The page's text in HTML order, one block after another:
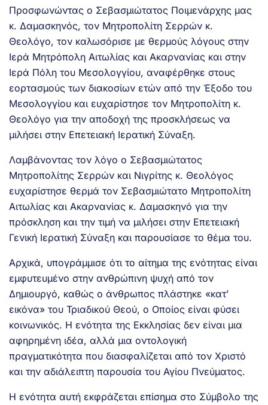
Προσφωνώντας ο Σεβασμιώτατος Ποιμενάρχης μας
κ. Δαμασκηνός, τον Μητροπολίτη Σερρών κ.
Θεολόγο, τον καλωσόρισε με θερμούς λόγους στην
Ιερά Μητρόπολη Αιτωλίας και Ακαρνανίας και στην
Ιερά Πόλη του Μεσολογγίου, αναφέρθηκε στους
εορτασμούς των διακοσίων ετών από την Έξοδο του
Μεσολογγίου και ευχαρίστησε τον Μητροπολίτη κ.
Θεολόγο για την αποδοχή της προσκλήσεως να
μιλήσει στην Επετειακή Ιερατική Σύναξη.
Λαμβάνοντας τον λόγο ο Σεβασμιώτατος
Μητροπολίτης Σερρών και Νιγρίτης κ. Θεολόγος
ευχαρίστησε θερμά τον Σεβασμιώτατο Μητροπολίτη
Αιτωλίας και Ακαρνανίας κ. Δαμασκηνό για την
πρόσκληση και την τιμή να μιλήσει στην Επετειακή
Γενική Ιερατική Σύναξη και παρουσίασε το θέμα του.
Αρχικά, υπογράμμισε ότι το αίτημα της ενότητας είναι
εμφυτευμένο στην ανθρώπινη ψυχή από τον
Δημιουργό, καθώς ο άνθρωπος πλάστηκε «κατ’
εικόνα» του Τριαδικού Θεού, ο Οποίος είναι φύσει
κοινωνικός. Η ενότητα της Εκκλησίας δεν είναι μια
αφηρημένη ιδέα, αλλά μια οντολογική
πραγματικότητα που διασφαλίζεται από τον Χριστό
και την αδιάλειπτη παρουσία του Αγίου Πνεύματος.
Η ενότητα αυτή εκφράζεται επίσημα στο Σύμβολο της